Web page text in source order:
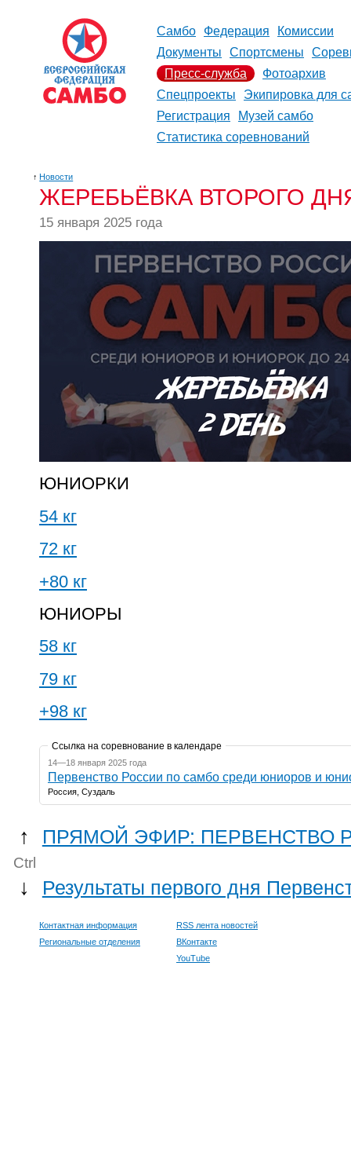
Самбо Федерация
Комиссии
Документы
Спортсмены
Пресс-служба
Фотоархив
Спецпроекты
Экипировка для
Регистрация
Музей самбо
Статистика соревнований
↑ Новости
ЖЕРЕБЬЁВКА ВТОРОГО
15 января 2025 года
ЮНИОРКИ
54 кг
72 кг
+80 кг
ЮНИОРЫ
58 кг
79 кг
+98 кг
Ссылка на соревнование в календаре
14—18 января 2025 года
Первенство России по самбо среди юниоров и
Россия, Суздаль
↑ ПРЯМОЙ ЭФИР: ПЕРВЕНСТВО
Ctrl
↓ Результаты первого дня
Контактная информация
Региональные отделения
RSS лента новостей
ВКонтакте
YouTube